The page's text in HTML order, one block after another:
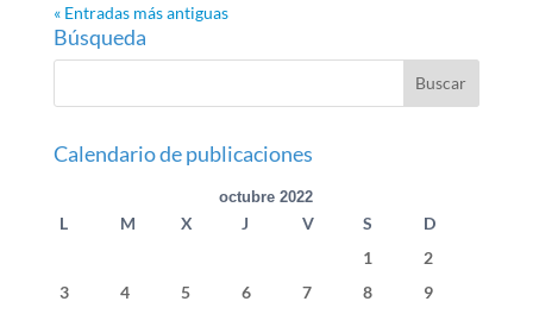
« Entradas más antiguas
Búsqueda
Calendario de publicaciones
octubre 2022
L M X J V S
D
1
2
3
4 5 6 7 8
9